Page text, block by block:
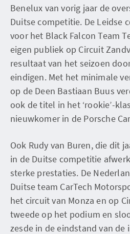
Benelux van vorig jaar de
Duitse competitie. De Leidse
voor het Black Falcon Team
eigen publiek op Circuit
resultaat van het seizoen
eindigen. Met het minimale
op de Deen Bastiaan Buus
ook de titel in het ‘rookie’-
nieuwkomer in de Porsche
Ook Rudy van Buren, die dit
in de Duitse competitie
sterke prestaties. De
Duitse team CarTech
het circuit van Monza en op
tweede op het podium en
zesde in de eindstand van de